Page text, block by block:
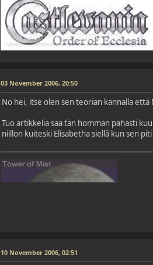
03 November 2006, 20:50
No hei, itse olen sen teorian kannalla että
Tuo artikkelia saa tän homman pahasti
niillon kuiteski Elisabetha siellä kun sen
10 November 2006, 02:51